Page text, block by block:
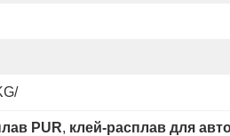
PUR, клей-расплав для